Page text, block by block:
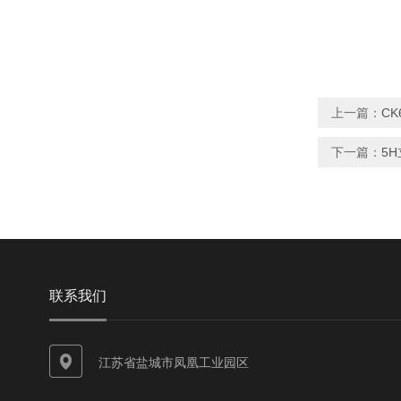
上一篇：
下一篇： 5H
联系我们
江苏省盐城市凤凰工业园区